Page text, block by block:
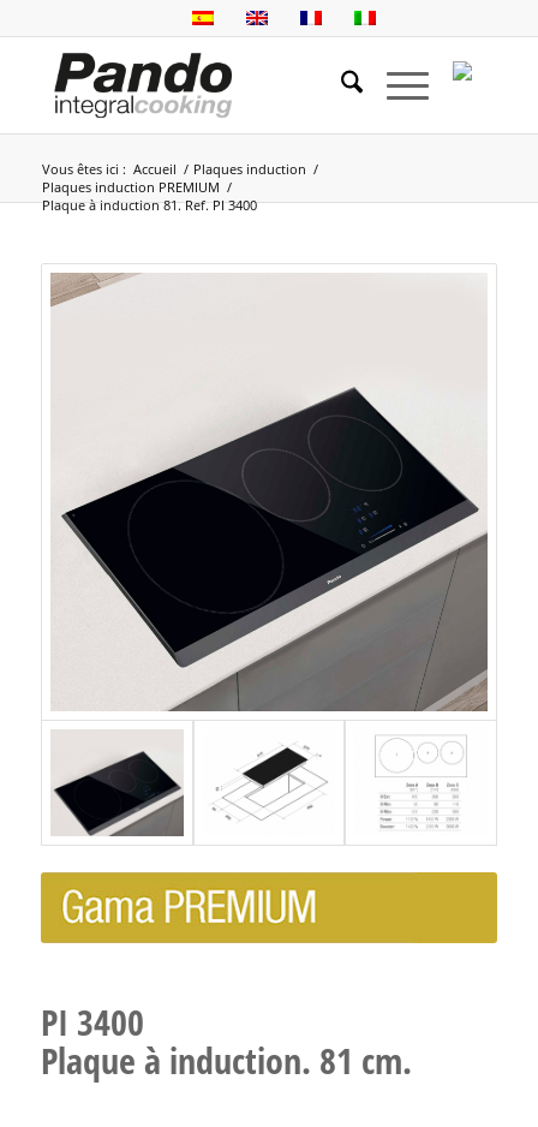
Vous êtes ici : Accueil / Plaques induction /
Plaques induction PREMIUM /
Plaque à induction 81. Ref. PI 3400
PI 3400
Plaque à induction. 81 cm.